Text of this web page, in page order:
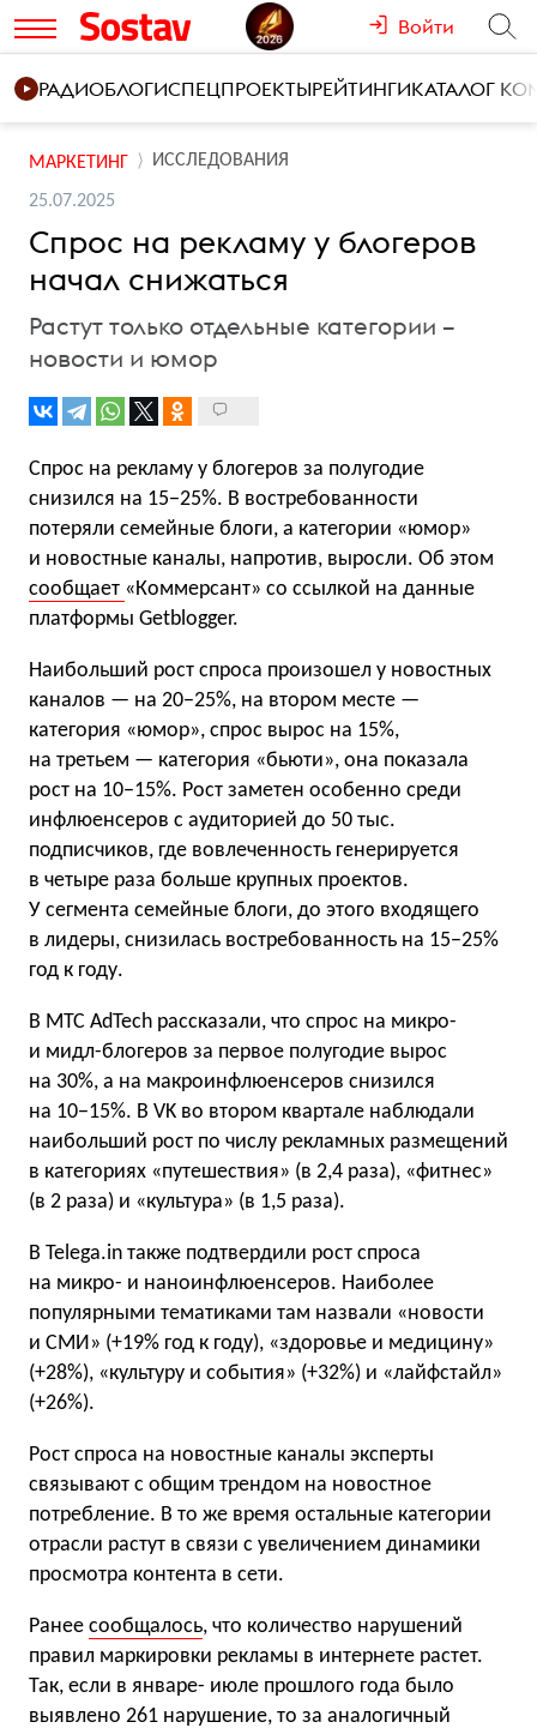
Войти
РАДИОБЛОГИСПЕЦПРОЕКТЫРЕЙТИНГИКАТАЛОГ
МАРКЕТИНГ ИССЛЕДОВАНИЯ
25.07.2025
Спрос на рекламу у блогеров
начал снижаться
Растут только отдельные категории –
новости и юмор
Спрос на рекламу у блогеров за полугодие
снизился на 15−25%. В востребованности
потеряли семейные блоги, а категории «юмор»
и новостные каналы, напротив, выросли. Об этом
сообщает «Коммерсант» со ссылкой на данные
платформы Getblogger.
Наибольший рост спроса произошел у новостных
каналов — на 20−25%, на втором месте —
категория «юмор», спрос вырос на 15%,
на третьем — категория «бьюти», она показала
рост на 10−15%. Рост заметен особенно среди
инфлюенсеров с аудиторией до 50 тыс.
подписчиков, где вовлеченность генерируется
в четыре раза больше крупных проектов.
У сегмента семейные блоги, до этого входящего
в лидеры, снизилась востребованность на 15−25%
год к году.
В МТС AdTech рассказали, что спрос на микро-
и мидл-блогеров за первое полугодие вырос
на 30%, а на макроинфлюенсеров снизился
на 10−15%. В VK во втором квартале наблюдали
наибольший рост по числу рекламных размещений
в категориях «путешествия» (в 2,4 раза), «фитнес»
(в 2 раза) и «культура» (в 1,5 раза).
В Telega.in также подтвердили рост спроса
на микро- и наноинфлюенсеров. Наиболее
популярными тематиками там назвали «новости
и СМИ» (+19% год к году), «здоровье и медицину»
(+28%), «культуру и события» (+32%) и «лайфстайл»
(+26%).
Рост спроса на новостные каналы эксперты
связывают с общим трендом на новостное
потребление. В то же время остальные категории
отрасли растут в связи с увеличением динамики
просмотра контента в сети.
Ранее сообщалось, что количество нарушений
правил маркировки рекламы в интернете растет.
Так, если в январе- июле прошлого года было
выявлено 261 нарушение, то за аналогичный